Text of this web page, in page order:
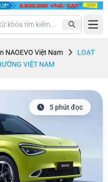
NAOEVO Việt Nam
LOẠT
VIỆT NAM
5 phút đọc